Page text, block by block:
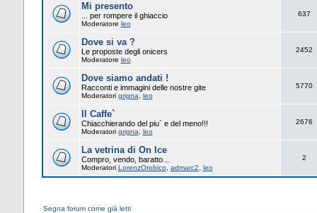
Mi presento
... per rompere il ghiaccio
Moderatore leo
637
Dove si va ?
Le proposte degli onicers
Moderatore leo
2452
Dove siamo andati !
Racconti e immagini delle nostre gite
Moderatori grigna leo
5770
Il Caffe`
Chiacchierando del piu` e del meno!!!
Moderatori grigna leo
2676
La vetrina di On Ice
Compro, vendo, baratto...
Moderatori LorenzOrobico admarc2 leo
2
Segna forum come già letti